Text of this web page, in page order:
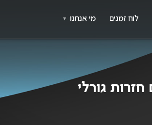
לוח זמנים מי אנחנו ▼